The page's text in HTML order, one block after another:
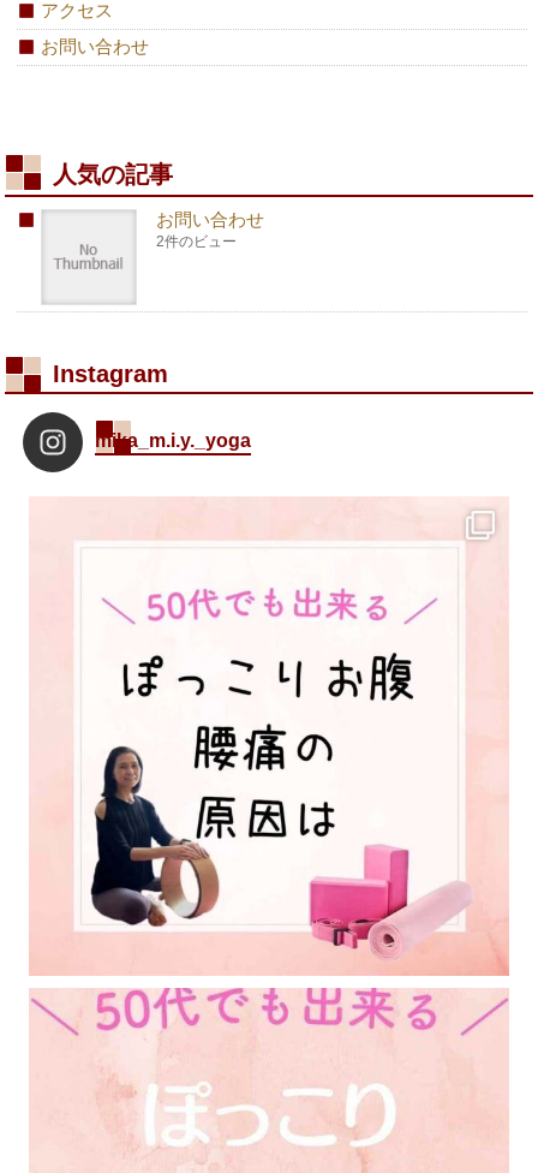
アクセス
お問い合わせ
人気の記事
お問い合わせ
2件のビュー
Instagram
mika_m.i.y._yoga